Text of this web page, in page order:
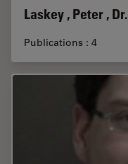
Laskey , Peter , Dr.
Publications : 4